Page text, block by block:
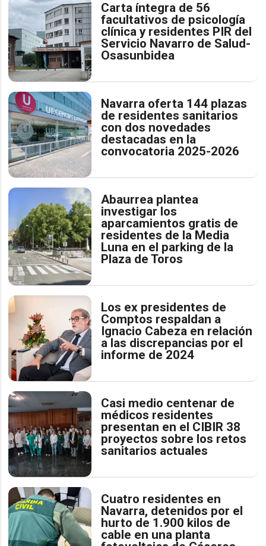
Carta íntegra de 56
facultativos de psicología
clínica y residentes PIR del
Servicio Navarro de Salud-
Osasunbidea
Navarra oferta 144 plazas
de residentes sanitarios
con dos novedades
destacadas en la
convocatoria 2025-2026
Abaurrea plantea
investigar los
aparcamientos gratis de
residentes de la Media
Luna en el parking de la
Plaza de Toros
Los ex presidentes de
Comptos respaldan a
Ignacio Cabeza en relación
a las discrepancias por el
informe de 2024
Casi medio centenar de
médicos residentes
presentan en el CIBIR 38
proyectos sobre los retos
sanitarios actuales
Cuatro residentes en
Navarra, detenidos por el
hurto de 1.900 kilos de
cable en una planta